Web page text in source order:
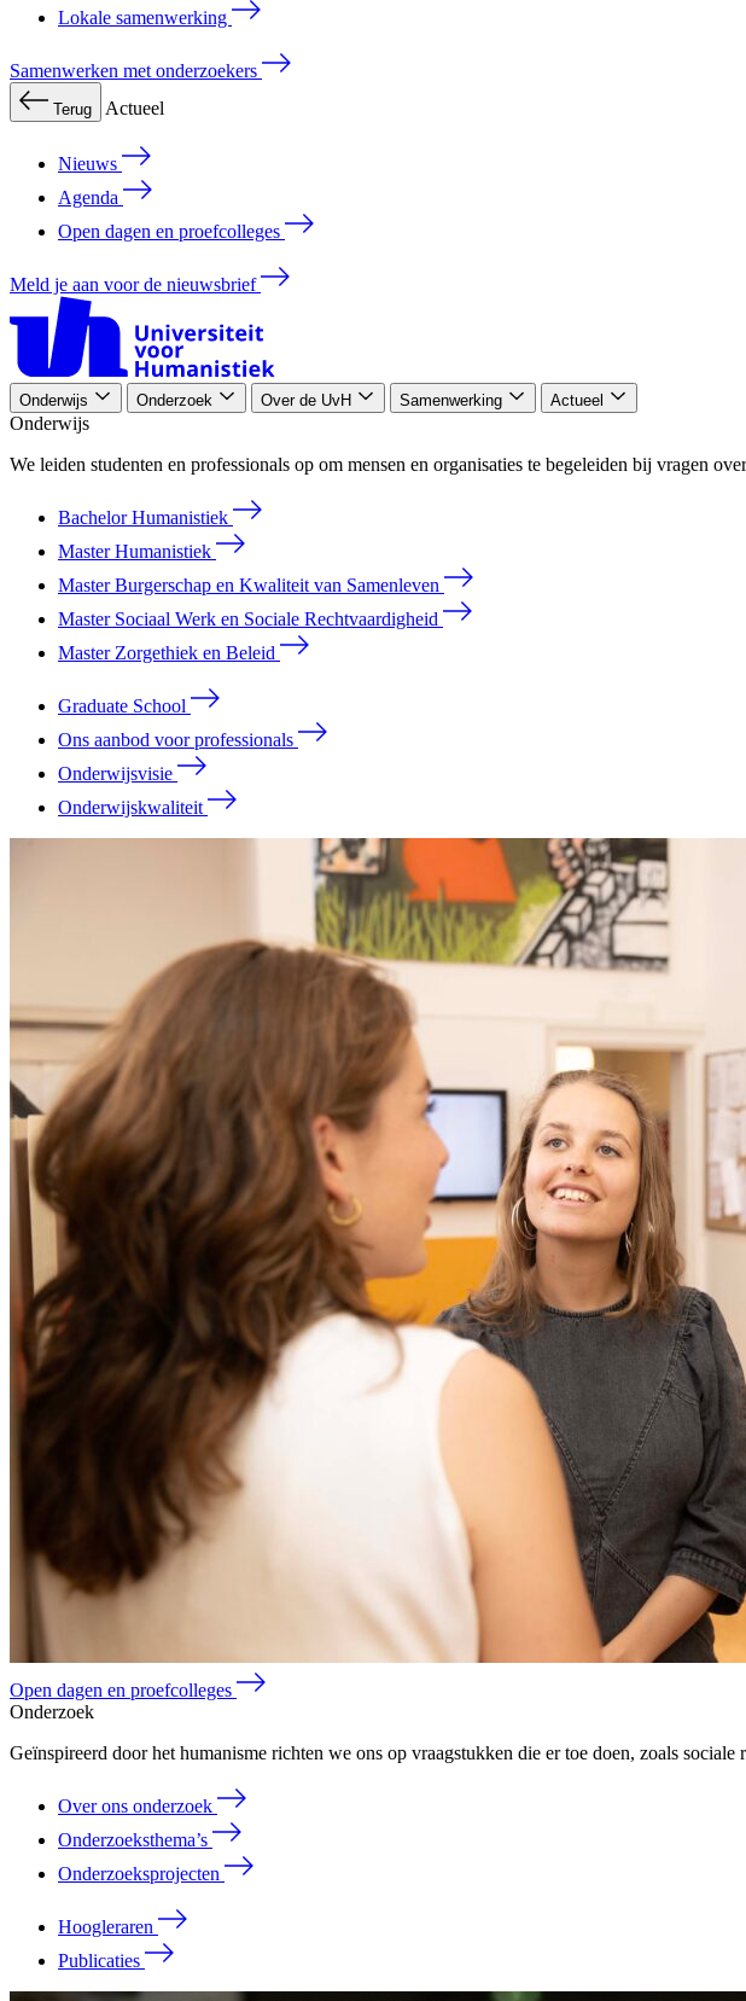
Lokale samenwerking
Samenwerken met onderzoekers
Terug Actueel
Nieuws
Agenda
Open dagen en proefcolleges
Meld je aan voor de nieuwsbrief
Onderwijs Onderzoek Over de UvH Samenwerking Actueel
Onderwijs
We leiden studenten en professionals op om mensen en organisaties te begeleiden bij vragen
Bachelor Humanistiek
Master Humanistiek
Master Burgerschap en Kwaliteit van Samenleven
Master Sociaal Werk en Sociale Rechtvaardigheid
Master Zorgethiek en Beleid
Graduate School
Ons aanbod voor professionals
Onderwijsvisie
Onderwijskwaliteit
Open dagen en proefcolleges
Onderzoek
Geïnspireerd door het humanisme richten we ons op vraagstukken die er toe doen, zoals
Over ons onderzoek
Onderzoeksthema’s
Onderzoeksprojecten
Hoogleraren
Publicaties